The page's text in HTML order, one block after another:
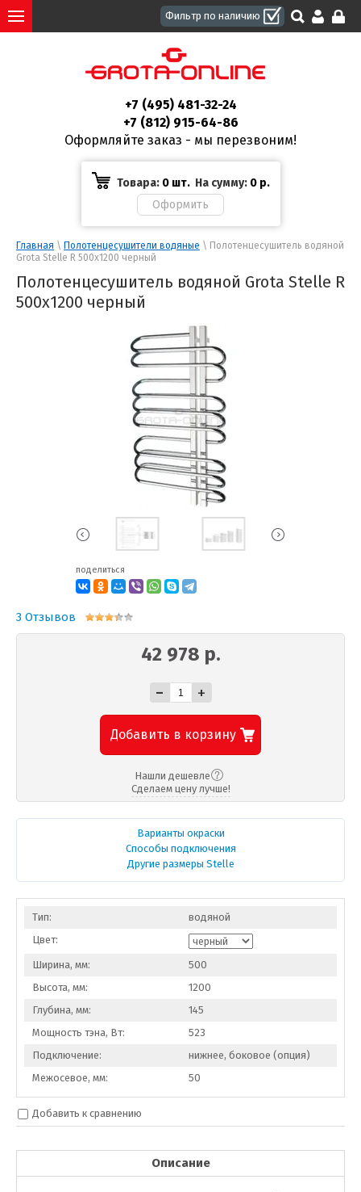
+7 (495) 481-32-24
+7 (812) 915-64-86
Оформляйте заказ - мы перезвоним!
Товара: 0 шт. На сумму: 0 р.
Главная \ Полотенцесушители водяные \ Полотенцесушитель водяной
Grota Stelle R 500x1200 черный
Полотенцесушитель водяной Grota Stelle R
500x1200 черный
поделиться
3 Отзывов
42 978 р.
- +
Добавить в корзину
Нашли дешевле
Сделаем цену лучше!
Варианты окраски
Способы подключения
Другие размеры Stelle
Тип:
водяной
Цвет:
Ширина, мм:
500
Высота, мм:
1200
Глубина, мм:
145
Мощность тэна, Вт:
523
Подключение:
нижнее, боковое (опция)
Межосевое, мм:
50
Добавить к сравнению
Описание